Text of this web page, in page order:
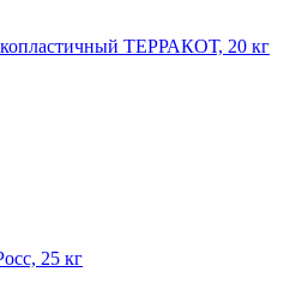
ТЕРРАКОТ, 20 кг
25 кг